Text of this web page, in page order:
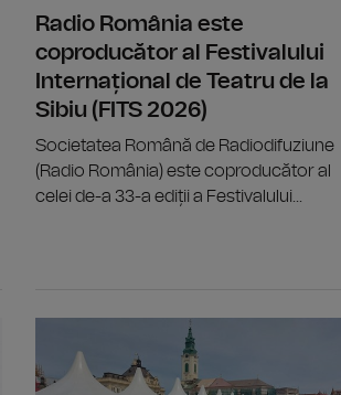
Radio România este
coproducător al Festivalului
Internațional de Teatru de la
Sibiu (FITS 2026)
Societatea Română de Radiodifuziune
(Radio România) este coproducător al
celei de-a 33-a ediții a Festivalului...